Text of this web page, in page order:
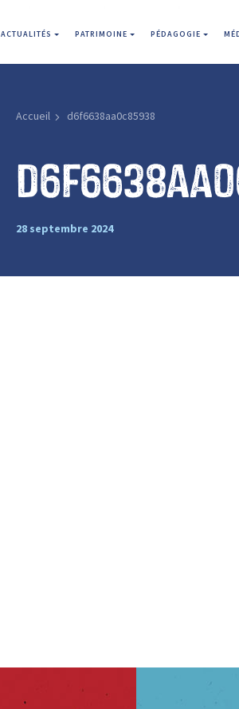
ACTUALITÉS PATRIMOINE PÉDAGOGIE
Accueil d6f6638aa0c85938
28 septembre 2024